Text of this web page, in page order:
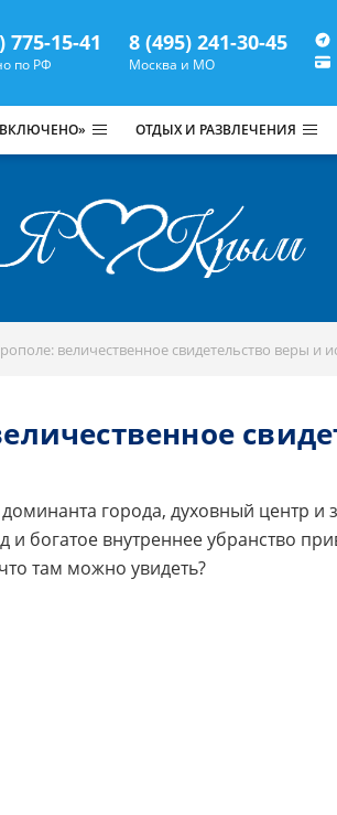
775-15-41
по РФ
8 (495) 241-30-45
Москва и МО
ОТДЫХ И РАЗВЛЕЧЕНИЯ
величественное свидетельство веры и
города, духовный центр
богатое внутреннее убранство
там можно увидеть?